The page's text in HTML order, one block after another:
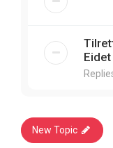
Eidet
New Topic